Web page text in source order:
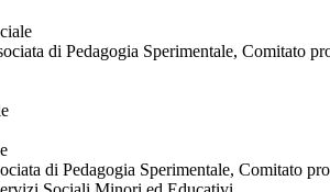
di Pedagogia Sperimentale, Comitato
di Pedagogia Sperimentale, Comitato